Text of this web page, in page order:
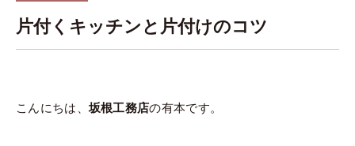
片付くキッチンと片付けのコツ
こんにちは、坂根工務店の有本です。